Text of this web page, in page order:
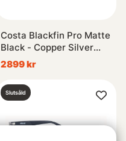
Costa Blackfin Pro Matte
Black - Copper Silver
Mirror 580G
2899 kr
Slutsåld